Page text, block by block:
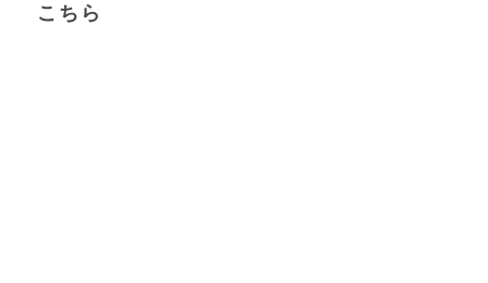
こちら